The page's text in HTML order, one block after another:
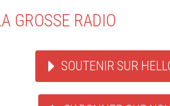
GROSSE RADIO
SOUTENIR SUR